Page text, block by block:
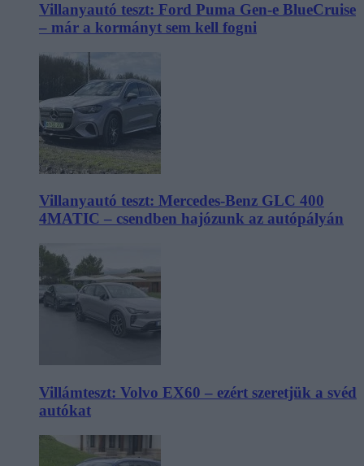
Villanyautó teszt: Ford Puma Gen-e BlueCruise
– már a kormányt sem kell fogni
Villanyautó teszt: Mercedes-Benz GLC 400
4MATIC – csendben hajózunk az autópályán
Villámteszt: Volvo EX60 – ezért szeretjük a svéd
autókat